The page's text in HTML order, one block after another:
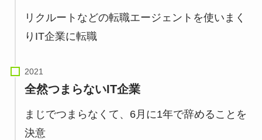
リクルートなどの転職エージェントを使いまく
りIT企業に転職
全然つまらないIT企業
まじでつまらなくて、6月に1年で辞めることを
決意